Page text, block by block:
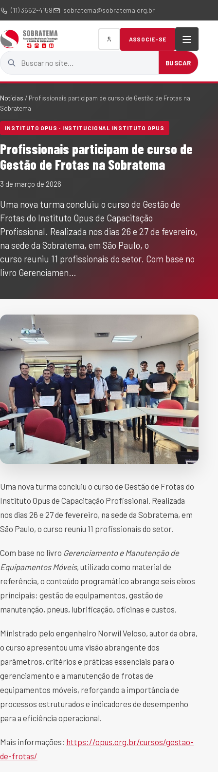
(11) 3662-4159 sobratema@sobratema.org.br
Buscar no site
BUSCAR
ASSOCIE-SE
Notícias / Profissionais participam de curso de Gestão de Frotas na
Sobratema
INSTITUTO OPUS · INSTITUCIONAL INSTITUTO OPUS
Profissionais participam de curso de
Gestão de Frotas na Sobratema
3 de março de 2026
Uma nova turma concluiu o curso de Gestão de
Frotas do Instituto Opus de Capacitação
Profissional. Realizada nos dias 26 e 27 de fevereiro,
na sede da Sobratema, em São Paulo, o
curso reuniu 11 profissionais do setor. Com base no
livro Gerenciamen…
Uma nova turma concluiu o curso de Gestão de Frotas do
Instituto Opus de Capacitação Profissional. Realizada
nos dias 26 e 27 de fevereiro, na sede da Sobratema, em
São Paulo, o curso reuniu 11 profissionais do setor.
Com base no livro Gerenciamento e Manutenção de
Equipamentos Móveis, utilizado como material de
referência, o conteúdo programático abrange seis eixos
principais: gestão de equipamentos, gestão de
manutenção, pneus, lubrificação, oficinas e custos.
Ministrado pelo engenheiro Norwil Veloso, autor da obra,
o curso apresentou uma visão abrangente dos
parâmetros, critérios e práticas essenciais para o
gerenciamento e a manutenção de frotas de
equipamentos móveis, reforçando a importância de
processos estruturados e indicadores de desempenho
para a eficiência operacional.
Mais informações: https://opus.org.br/cursos/gestao-
de-frotas/